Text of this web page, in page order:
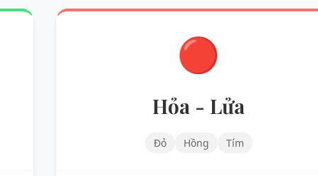
🔴
Hỏa - Lửa
Đỏ Hồng Tím